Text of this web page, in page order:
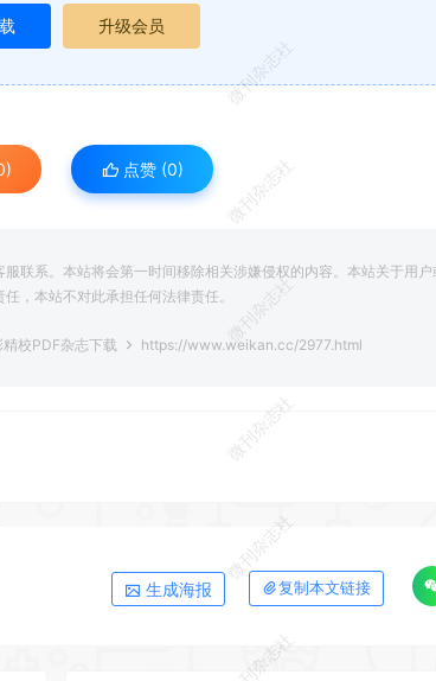
升级会员
点赞 (0)
联系。本站将会第一时间移除相关涉嫌侵权的内容。本站关于用户
，本站不对此承担任何法律责任。
校PDF杂志下载 https://www.weikan.cc/2977.html
生成海报 复制本文链接
微刊杂志社
微刊杂志社
微刊杂志社
微刊杂志社
微刊杂志社
微刊杂志社